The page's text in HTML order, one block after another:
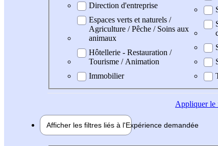
Direction d'entreprise
Espaces verts et naturels /
Agriculture / Pêche / Soins aux
animaux
Hôtellerie - Restauration /
Tourisme / Animation
Immobilier
Appliquerle
Afficher les filtres liés à l'Expérience demandée